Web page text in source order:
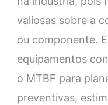
valiosas sobre a
ou componente.
equipamentos
o MTBF para
preventivas,